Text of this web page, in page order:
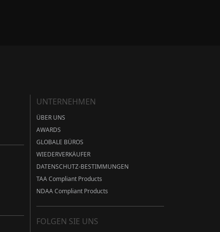
UNTERNEHMEN
ÜBER UNS
AWARDS
GLOBALE BÜROS
WIEDERVERKÄUFER
DATENSCHUTZ-BESTIMMUNGEN
TAA Compliant Products
NDAA Compliant Products
FOLGEN SIE UNS